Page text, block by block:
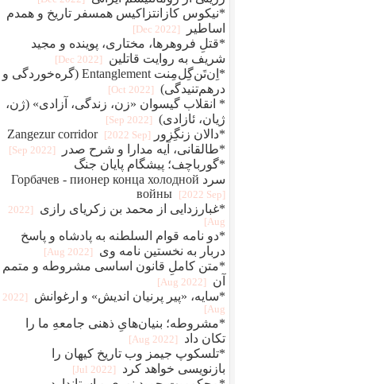
*نیکوس کازانتزاکیس همسفر تاریخ و همدم
اساطیر
[2022 Dec]
*قتلِ فروهرها، مختاری، پوینده و مجید
شریف به روایت قاتلین
[2022 Dec]
*اِن‌تَن‌گِل‌مِنت Entanglement (گره‌خوردگی و
درهم‌تنیدگی)
[2022 Oct]
* انقلاب گیسوان «زن، زندگی، آزادی» (ژن،
ژیان، ئازادی)
[2022 Sep]
*دالان زنگِزور Zangezur corridor [2022 Sep]
*طالقانی، آیه مدارا و شرح صدر [2022 Sep]
*گورباچف؛ پیشگام پایان جنگ
سرد Горбачев - пионер конца холодной
войны
[2022 Sep]
*غبارزدایی از محمد بن زکریای رازی
[2022
Aug]
*دو نامه قوام‌ السلطنه به پادشاه و پاسخ
دربار به نخستین نامه وی
[2022 Aug]
*متن کاملِ قانون اساسی مشروطه و متمم
آن
[2022 Aug]
*سایه، «پیر پرنیان اندیش» و ارغوانش
[2022
Aug]
*مشروطه؛ بنیان‌هایِ ذهنی جامعهِ ما را
تکان داد
[2022 Aug]
*تلسکوپ جیمز وب تاریخ کیهان را
بازنویسی خواهد کرد
[2022 Jul]